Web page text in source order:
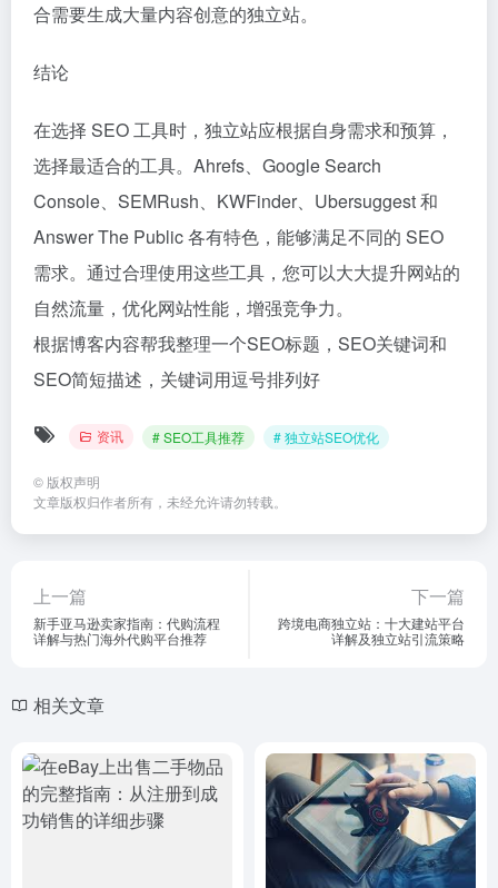
合需要生成大量内容创意的独立站。
结论
在选择 SEO 工具时，独立站应根据自身需求和预算，
选择最适合的工具。Ahrefs、Google Search
Console、SEMRush、KWFinder、Ubersuggest 和
Answer The Public 各有特色，能够满足不同的 SEO
需求。通过合理使用这些工具，您可以大大提升网站的
自然流量，优化网站性能，增强竞争力。
根据博客内容帮我整理一个SEO标题，SEO关键词和
SEO简短描述，关键词用逗号排列好
资讯 # SEO工具推荐 # 独立站SEO优化
© 版权声明
文章版权归作者所有，未经允许请勿转载。
上一篇
新手亚马逊卖家指南：代购流程
详解与热门海外代购平台推荐
下一篇
跨境电商独立站：十大建站平台
详解及独立站引流策略
相关文章